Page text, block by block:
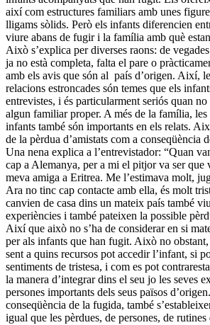
així com estructures familiars amb unes
lligams sòlids. Però els infants diferencien
viure abans de fugir i la família amb què
Això s’explica per diverses raons: de
ja no està completa, falta el pare o
amb els avis que són al país d’origen. Així,
relacions estroncades són temes que els
entrevistes, i és particularment seriós quan no
algun familiar proper. A més de la família, les
infants també són importants en els relats.
de la pèrdua d’amistats com a conseqüència
Una nena explica a l’entrevistador: “Quan
cap a Alemanya, per a mi el pitjor va ser que
meva amiga a Eritrea. Me l’estimava molt,
Ara no tinc cap contacte amb ella, és molt
canvien de casa dins un mateix país també
experiències i també pateixen la possible
Així que això no s’ha de considerar en si
per als infants que han fugit. Això no
sent a quins recursos pot accedir l’infant, si
sentiments de tristesa, i com es pot
la manera d’integrar dins el seu jo les seves
persones importants dels seus països d’origen.
conseqüència de la fugida, també
igual que les pèrdues, de persones, de